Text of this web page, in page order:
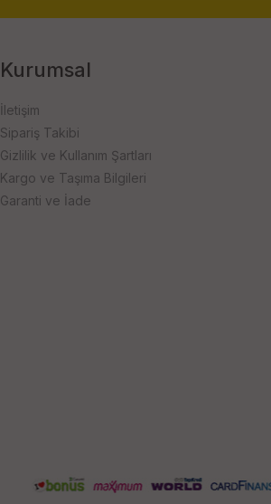
Kurumsal
İletişim
Sipariş Takibi
Gizlilik ve Kullanım Şartları
Kargo ve Taşıma Bilgileri
Garanti ve İade